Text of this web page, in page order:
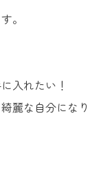
。
入れたい！
麗な自分になり